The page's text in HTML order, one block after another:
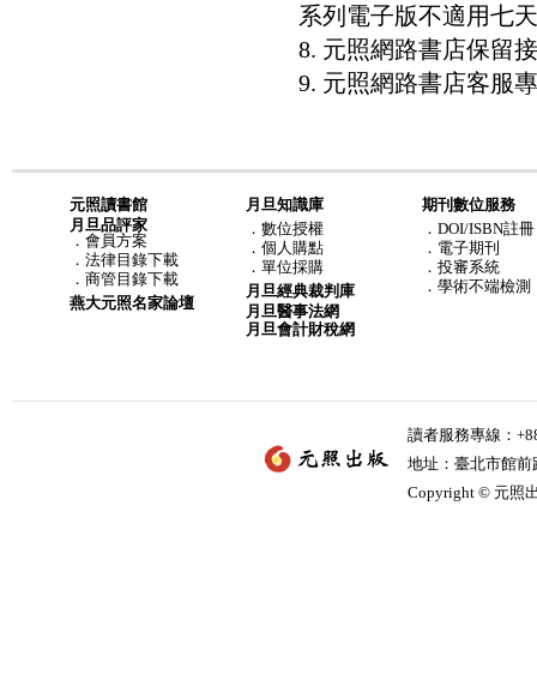
系列電子版不適用七
8. 元照網路書店保留
9. 元照網路書店客服
元照讀書館
月旦品評家
． 會員方案
． 法律目錄下載
． 商管目錄下載
燕大元照名家論壇
月旦知識庫
． 數位授權
． 個人購點
． 單位採購
月旦經典裁判庫
月旦醫事法網
月旦會計財稅網
期刊數位服務
．DOI/ISBN註冊
．電子期刊
．投審系統
．學術不端檢測
讀者服務專線：
地址：臺北市館
Copyright © 元照